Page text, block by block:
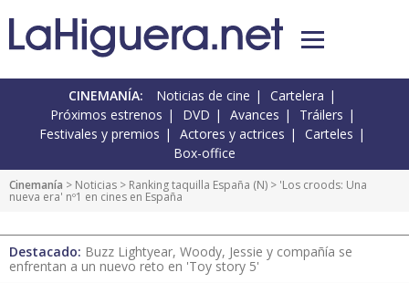
CINEMANÍA: Noticias de cine
Cartelera
Próximos estrenos
DVD Avances
Tráilers
Festivales y premios
Actores y actrices
Carteles
Box-office
Cinemanía > Noticias > Ranking taquilla España (N) > 'Los croods: Una
nueva era' nº1 en cines en España
Destacado: Buzz Lightyear, Woody, Jessie y compañía se
enfrentan a un nuevo reto en 'Toy story 5'